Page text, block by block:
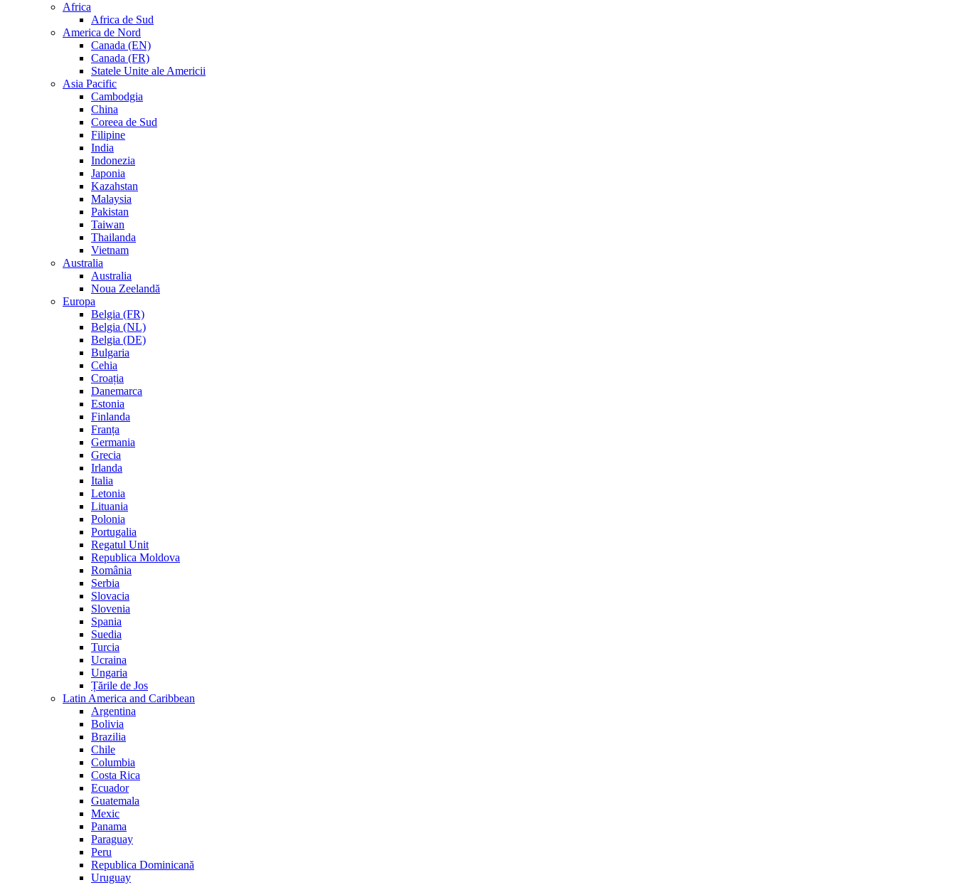
Africa
Africa de Sud
America de Nord
Canada (EN)
Canada (FR)
Statele Unite ale Americii
Asia Pacific
Cambodgia
China
Coreea de Sud
Filipine
India
Indonezia
Japonia
Kazahstan
Malaysia
Pakistan
Taiwan
Thailanda
Vietnam
Australia
Australia
Noua Zeelandă
Europa
Belgia (FR)
Belgia (NL)
Belgia (DE)
Bulgaria
Cehia
Croația
Danemarca
Estonia
Finlanda
Franța
Germania
Grecia
Irlanda
Italia
Letonia
Lituania
Polonia
Portugalia
Regatul Unit
Republica Moldova
România
Serbia
Slovacia
Slovenia
Spania
Suedia
Turcia
Ucraina
Ungaria
Țările de Jos
Latin America and Caribbean
Argentina
Bolivia
Brazilia
Chile
Columbia
Costa Rica
Ecuador
Guatemala
Mexic
Panama
Paraguay
Peru
Republica Dominicană
Uruguay